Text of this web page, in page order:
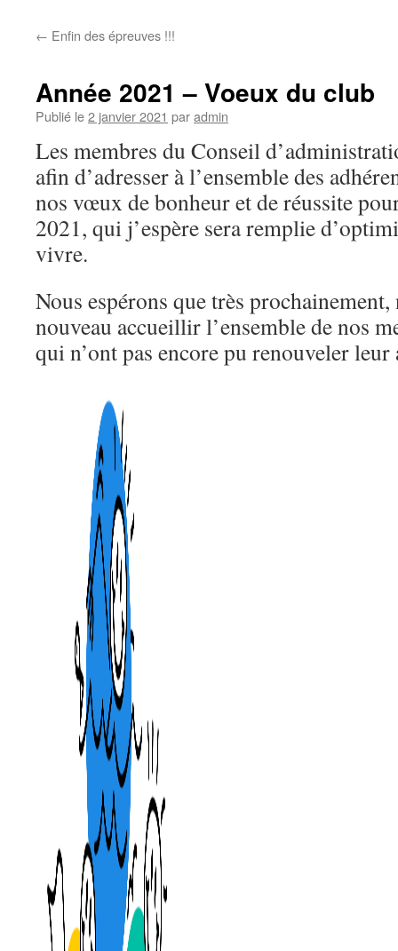
← Enfin des épreuves !!!
Année 2021 – Voeux du club
Publié le2 janvier 2021 paradmin
Les membres du Conseil
afin d’adresser à l’ensemble des
nos vœux de bonheur et de réussite
2021, qui j’espère sera remplie
vivre.
Nous espérons que très
nouveau accueillir l’ensemble de nos
qui n’ont pas encore pu renouveler leur